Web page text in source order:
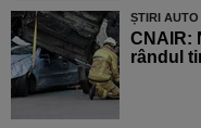
ȘTIRI AUTO
CNAIR:
rândul